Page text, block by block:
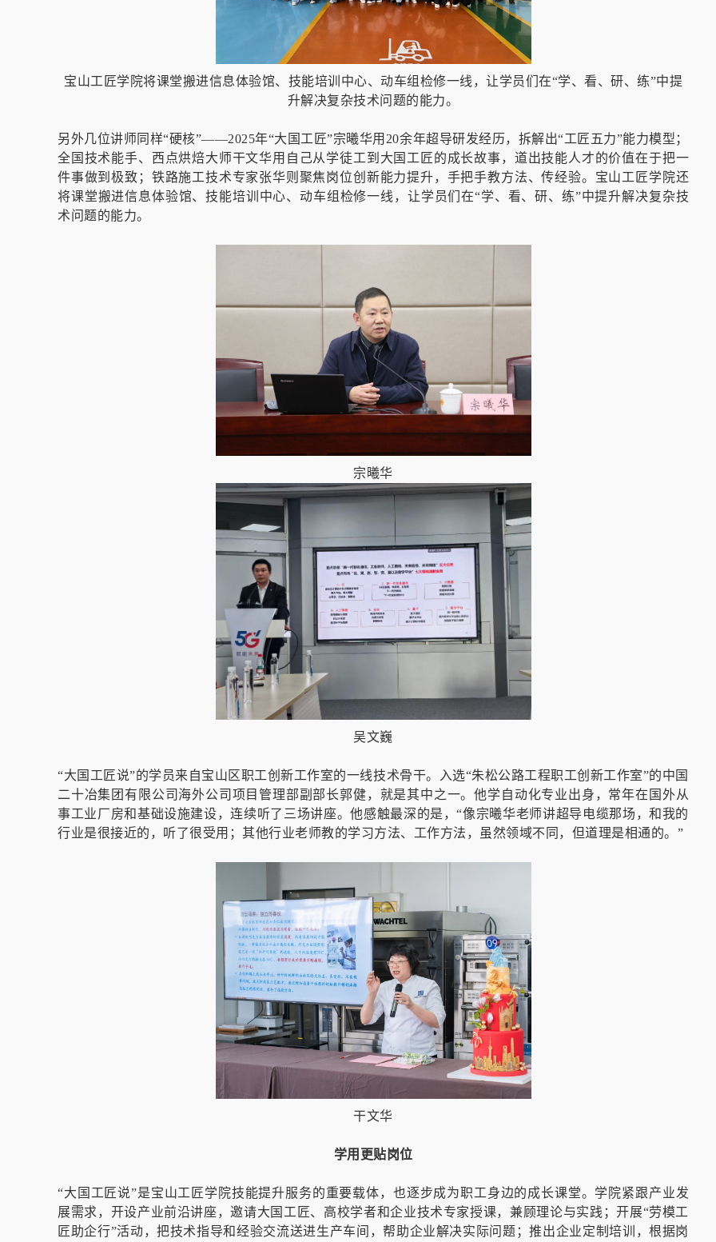
宝山工匠学院将课堂搬进信息体验馆、技能培训中心、动车组检修一线，让学员们在“学、看、研、练”中提
升解决复杂技术问题的能力。
另外几位讲师同样“硬核”——2025年“大国工匠”宗曦华用20余年超导研发经历，拆解出“工匠五力”能力模型；
全国技术能手、西点烘焙大师干文华用自己从学徒工到大国工匠的成长故事，道出技能人才的价值在于把一
件事做到极致；铁路施工技术专家张华则聚焦岗位创新能力提升，手把手教方法、传经验。宝山工匠学院还
将课堂搬进信息体验馆、技能培训中心、动车组检修一线，让学员们在“学、看、研、练”中提升解决复杂技
术问题的能力。
宗曦华
吴文巍
“大国工匠说”的学员来自宝山区职工创新工作室的一线技术骨干。入选“朱松公路工程职工创新工作室”的中国
二十冶集团有限公司海外公司项目管理部副部长郭健，就是其中之一。他学自动化专业出身，常年在国外从
事工业厂房和基础设施建设，连续听了三场讲座。他感触最深的是，“像宗曦华老师讲超导电缆那场，和我的
行业是很接近的，听了很受用；其他行业老师教的学习方法、工作方法，虽然领域不同，但道理是相通的。”
干文华
学用更贴岗位
“大国工匠说”是宝山工匠学院技能提升服务的重要载体，也逐步成为职工身边的成长课堂。学院紧跟产业发
展需求，开设产业前沿讲座，邀请大国工匠、高校学者和企业技术专家授课，兼顾理论与实践；开展“劳模工
匠助企行”活动，把技术指导和经验交流送进生产车间，帮助企业解决实际问题；推出企业定制培训，根据岗